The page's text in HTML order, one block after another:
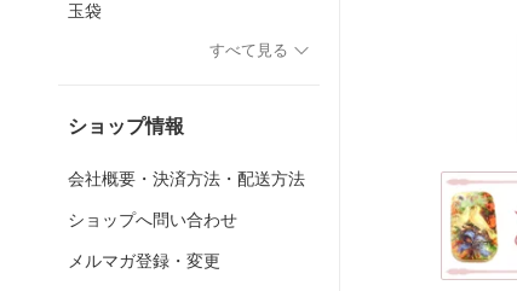
玉袋
すべて見る
ショップ情報
会社概要・決済方法・配送方法
ショップへ問い合わせ
メルマガ登録・変更